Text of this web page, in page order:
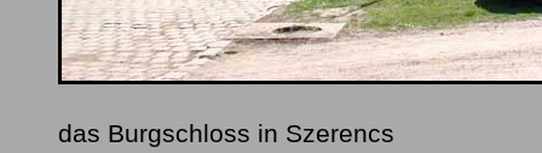
das Burgschloss in Szerencs